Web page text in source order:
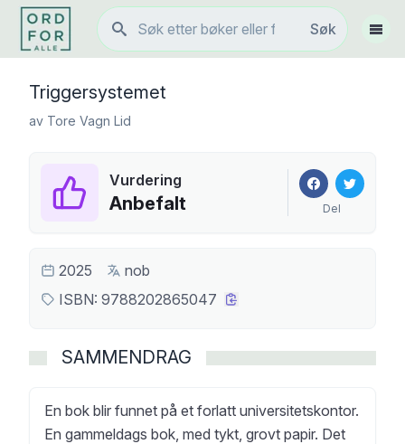
Søk
Søk
Vis
Triggersystemet
av Tore Vagn Lid
Vurdering
Anbefalt Del
2025
nob
ISBN: 9788202865047
SAMMENDRAG
En bok blir funnet på et forlatt universitetskontor.
En gammeldags bok, med tykt, grovt papir. Det